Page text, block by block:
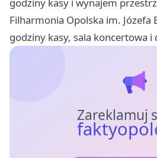
Filharmonia Opolska im. Józefa
godziny kasy, sala koncertowa i
Zareklamuj